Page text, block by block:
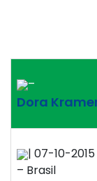
–
Dora
| 07-10-
– Brasil